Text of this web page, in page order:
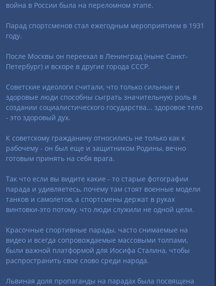
война в России была на переломном этапе.
Парад спортсменов стал ежегодным мероприятием в 1931
году.
После Москвы он переехал в Ленинград (ныне Санкт-
Петербург) и вскоре в другие города СССР.
Советские идеологи считали, что только сильные и
здоровые люди способны сыграть значительную роль в
создании социалистического государства... здоровое тело
- это здоровый дух.
К советскому гражданину относились не только как к
рабочему - он был еще и защитником Родины, вечно
готовым принять на себя врага.
Так что если вы видите какие - то старые фотографии
парада и удивляетесь, почему там стоят военные модели
танков и самолетов, а спортсмены держат в руках
винтовки-это потому, что люди служили не одной цели.
Красочные спортивные парады, часто снимаемые на
видео и всегда сопровождаемые массовыми толпами,
были важной платформой для Иосифа Сталина, чтобы
распространить свое слово среди народа.
Львиная доля пропаганды на парадах была посвящена